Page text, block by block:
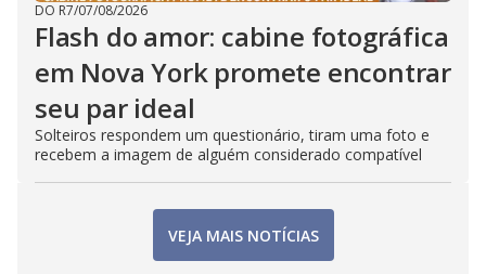
DO R7/07/08/2026
Flash do amor: cabine fotográfica
em Nova York promete encontrar
seu par ideal
Solteiros respondem um questionário, tiram uma foto e
recebem a imagem de alguém considerado compatível
VEJA MAIS NOTÍCIAS